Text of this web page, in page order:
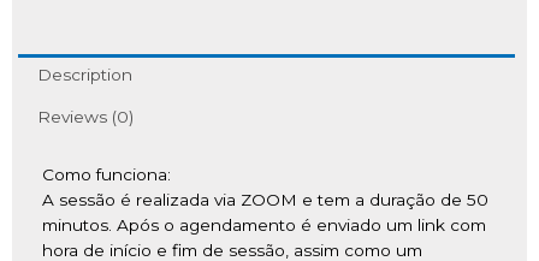
Description
Reviews (0)
Como funciona:
A sessão é realizada via ZOOM e tem a duração de 50
minutos. Após o agendamento é enviado um link com
hora de início e fim de sessão, assim como um